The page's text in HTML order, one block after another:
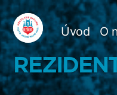
Přejít
k
obsahu
webu
Úvod O